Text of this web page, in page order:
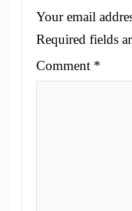
Your email
Required fields
Comment *